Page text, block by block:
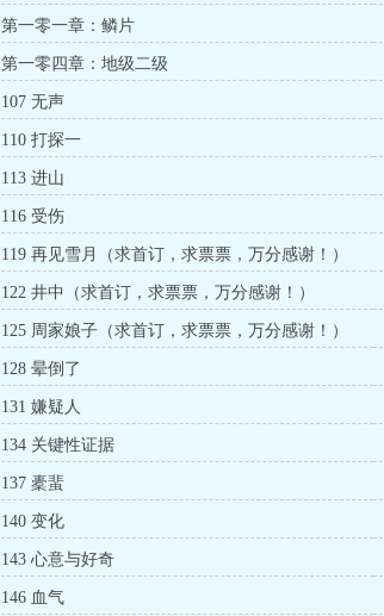
第一零一章：鳞片
第一零四章：地级二级
107 无声
110 打探一
113 进山
116 受伤
119 再见雪月（求首订，求票票，万分感谢！）
122 井中（求首订，求票票，万分感谢！）
125 周家娘子（求首订，求票票，万分感谢！）
128 晕倒了
131 嫌疑人
134 关键性证据
137 橐蜚
140 变化
143 心意与好奇
146 血气